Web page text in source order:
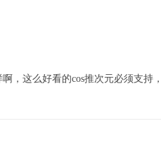
，这么好看的cos推次元必须支持